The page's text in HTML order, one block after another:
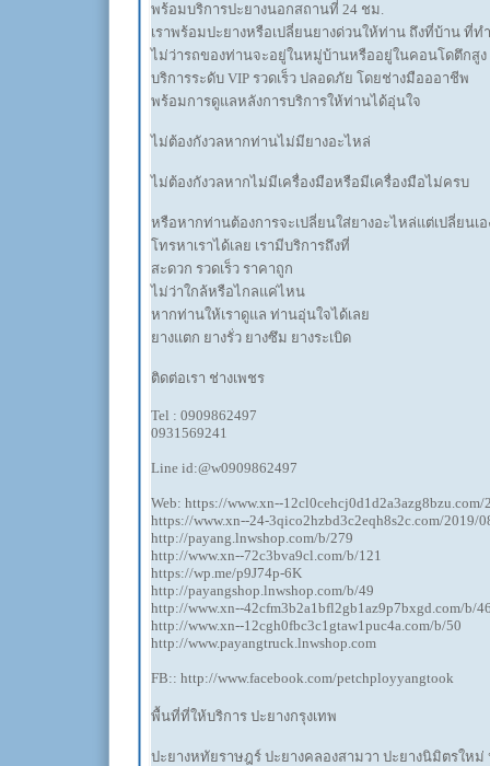
พร้อมบริการปะยางนอกสถานที่ 24 ชม.
เราพร้อมปะยางหรือเปลี่ยนยางด่วนให้ท่าน ถึงที่บ้าน ที่ท
ไม่ว่ารถของท่านจะอยู่ในหมู่บ้านหรืออยู่ในคอนโดตึกสูง
บริการระดับ VIP รวดเร็ว ปลอดภัย โดยช่างมือออาชีพ
พร้อมการดูแลหลังการบริการให้ท่านได้อุ่นใจ
ไม่ต้องกังวลหากท่านไม่มียางอะไหล่
ไม่ต้องกังวลหากไม่มีเครื่องมือหรือมีเครื่องมือไม่ครบ
หรือหากท่านต้องการจะเปลี่ยนใส่ยางอะไหล่แต่เปลี่ยนเ
โทรหาเราได้เลย เรามีบริการถึงที่
สะดวก รวดเร็ว ราคาถูก
ไม่ว่าใกล้หรือไกลแค่ไหน
หากท่านให้เราดูแล ท่านอุ่นใจได้เลย
ยางแตก ยางรั่ว ยางซึม ยางระเบิด
ติดต่อเรา ช่างเพชร
Tel : 0909862497
0931569241
Line id:@w0909862497
Web: https://www.xn--
https://www.xn--24-3qico2hzbd3c2eqh8s2c.com/2019/
http://payang.lnwshop.com/b/279
http://www.xn--72c3bva9cl.com/b/121
https://wp.me/p9J74p-6K
http://payangshop.lnwshop.com/b/49
http://www.xn--42cfm3b2a1bfl2gb1az9p7bxgd.com/b/
http://www.xn--12cgh0fbc3c1gtaw1puc4a.com/b/50
http://www.payangtruck.lnwshop.com
FB:: http://www.facebook.com/petchployyangtook
พื้นที่ที่ให้บริการ ปะยางกรุงเทพ
ปะยางหทัยราษฎร์ ปะยางคลองสามวา ปะยางนิมิตรใหม่